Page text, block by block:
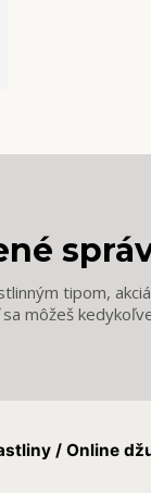
tipom,
môžeš